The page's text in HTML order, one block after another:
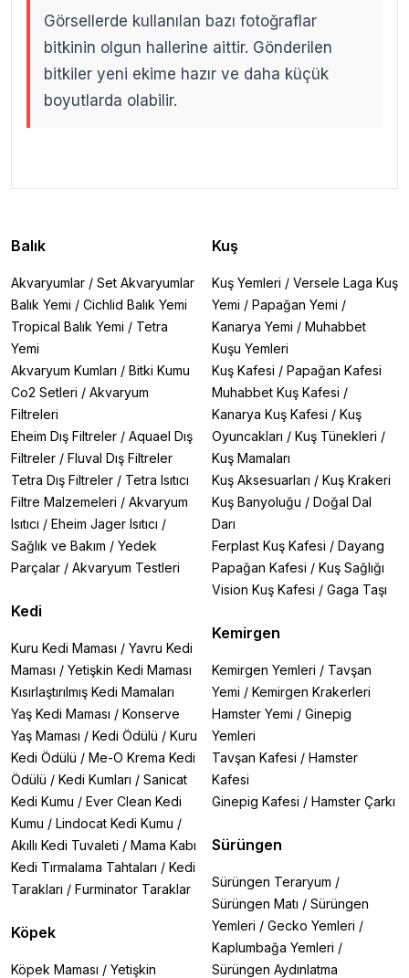
Görsellerde kullanılan bazı fotoğraflar
bitkinin olgun hallerine aittir. Gönderilen
bitkiler yeni ekime hazır ve daha küçük
boyutlarda olabilir.
Balık
Akvaryumlar / Set Akvaryumlar
Balık Yemi / Cichlid Balık Yemi
Tropical Balık Yemi / Tetra
Yemi
Akvaryum Kumları / Bitki Kumu
Co2 Setleri / Akvaryum
Filtreleri
Eheim Dış Filtreler / Aquael Dış
Filtreler / Fluval Dış Filtreler
Tetra Dış Filtreler / Tetra Isıtıcı
Filtre Malzemeleri / Akvaryum
Isıtıcı / Eheim Jager Isıtıcı /
Sağlık ve Bakım / Yedek
Parçalar / Akvaryum Testleri
Kedi
Kuru Kedi Maması / Yavru Kedi
Maması / Yetişkin Kedi Maması
Kısırlaştırılmış Kedi Mamaları
Yaş Kedi Maması / Konserve
Yaş Maması / Kedi Ödülü / Kuru
Kedi Ödülü / Me-O Krema Kedi
Ödülü / Kedi Kumları / Sanicat
Kedi Kumu / Ever Clean Kedi
Kumu / Lindocat Kedi Kumu /
Akıllı Kedi Tuvaleti / Mama Kabı
Kedi Tırmalama Tahtaları / Kedi
Tarakları / Furminator Taraklar
Köpek
Köpek Maması / Yetişkin
Kuş
Kuş Yemleri / Versele Laga Kuş
Yemi / Papağan Yemi /
Kanarya Yemi / Muhabbet
Kuşu Yemleri
Kuş Kafesi / Papağan Kafesi
Muhabbet Kuş Kafesi /
Kanarya Kuş Kafesi / Kuş
Oyuncakları / Kuş Tünekleri /
Kuş Mamaları
Kuş Aksesuarları / Kuş Krakeri
Kuş Banyoluğu / Doğal Dal
Darı
Ferplast Kuş Kafesi / Dayang
Papağan Kafesi / Kuş Sağlığı
Vision Kuş Kafesi / Gaga Taşı
Kemirgen
Kemirgen Yemleri / Tavşan
Yemi / Kemirgen Krakerleri
Hamster Yemi / Ginepig
Yemleri
Tavşan Kafesi / Hamster
Kafesi
Ginepig Kafesi / Hamster Çarkı
Sürüngen
Sürüngen Teraryum /
Sürüngen Matı / Sürüngen
Yemleri / Gecko Yemleri /
Kaplumbağa Yemleri /
Sürüngen Aydınlatma